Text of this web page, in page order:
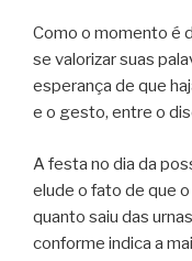
Como o momento é
se valorizar suas
esperança de que
e o gesto, entre o
A festa no dia da
elude o fato de que
quanto saiu das
conforme indica a